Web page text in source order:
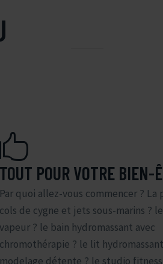
TOUT POUR VOTRE BIEN-
Par quoi allez-vous commencer ? La
cols de cygne et jets sous-marins ?
vapeur ? le bain hydromassant avec
chromothérapie ? le lit
modelage détente ? le studio